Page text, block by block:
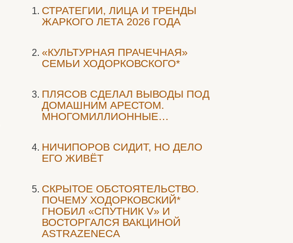
СТРАТЕГИИ, ЛИЦА И ТРЕНДЫ
ЖАРКОГО ЛЕТА 2026 ГОДА
«КУЛЬТУРНАЯ ПРАЧЕЧНАЯ»
СЕМЬИ ХОДОРКОВСКОГО*
ПЛЯСОВ СДЕЛАЛ ВЫВОДЫ ПОД
ДОМАШНИМ АРЕСТОМ.
МНОГОМИЛЛИОННЫЕ…
НИЧИПОРОВ СИДИТ, НО ДЕЛО
ЕГО ЖИВЁТ
СКРЫТОЕ ОБСТОЯТЕЛЬСТВО.
ПОЧЕМУ ХОДОРКОВСКИЙ*
ГНОБИЛ «СПУТНИК V» И
ВОСТОРГАЛСЯ ВАКЦИНОЙ
ASTRAZENECA